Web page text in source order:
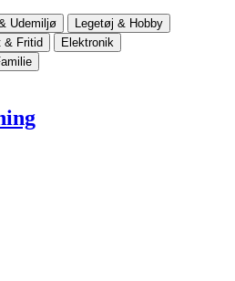
Udemiljø
Legetøj & Hobby
& Fritid
Elektronik